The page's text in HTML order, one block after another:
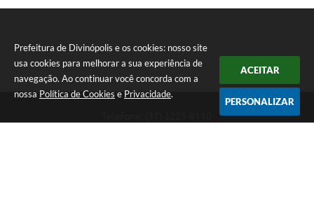
Prefeitura de Divinópolis e os cookies: nosso site
usa cookies para melhorar a sua experiência de
navegação. Ao continuar você concorda com a
nossa Política de Cookies e Privacidade.
ACEITAR
PERSONALIZAR